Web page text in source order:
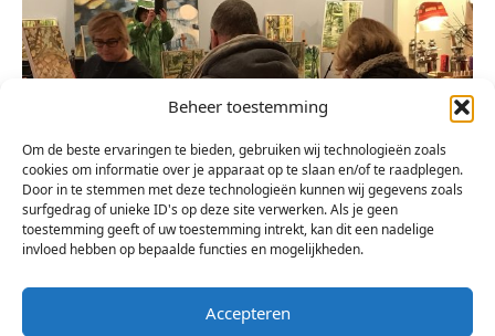
Beheer toestemming
Om de beste ervaringen te bieden, gebruiken wij technologieën zoals
cookies om informatie over je apparaat op te slaan en/of te raadplegen.
Door in te stemmen met deze technologieën kunnen wij gegevens zoals
surfgedrag of unieke ID's op deze site verwerken. Als je geen
toestemming geeft of uw toestemming intrekt, kan dit een nadelige
invloed hebben op bepaalde functies en mogelijkheden.
Accepteren
viel:regioactueel.nl